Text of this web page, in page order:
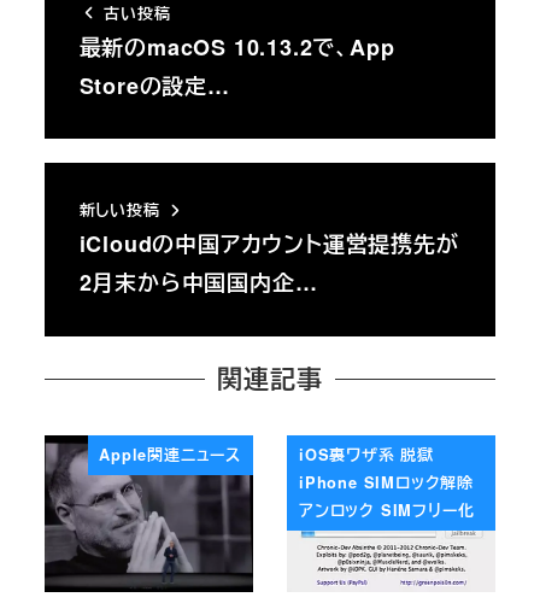
古い投稿
最新のmacOS 10.13.2で、App
Storeの設定…
新しい投稿
iCloudの中国アカウント運営提携先が
2月末から中国国内企…
関連記事
Apple関連ニュース
iOS裏ワザ系 脱獄
iPhone SIMロック解除
アンロック SIMフリー化